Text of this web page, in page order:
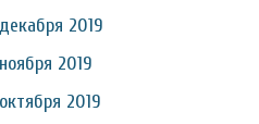
декабря 2019
ноября 2019
октября 2019